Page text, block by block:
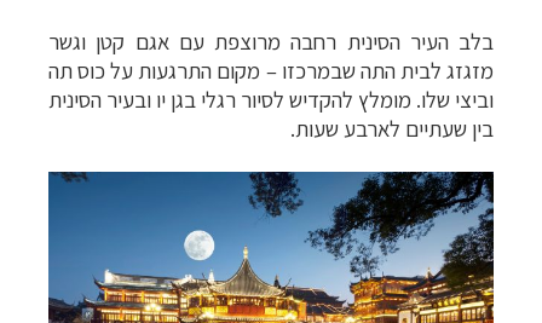
בלב העיר הסינית רחבה מרוצפת עם אגם קטן וגשר
מזגזג לבית התה שבמרכזו– מקום התרגעות על כוס תה
וביצי שלו. מומלץ להקדיש לסיור רגלי בגן יו ובעיר הסינית
בין שעתיים לארבע שעות.